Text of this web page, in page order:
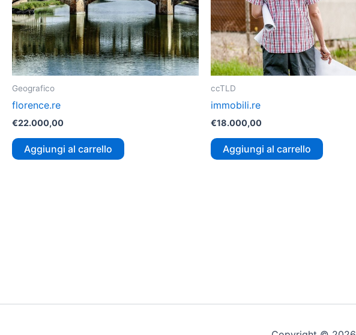
Geografico
florence.re
€22.000,00
Aggiungi al carrello
ccTLD
immobili.re
€18.000,00
Aggiungi al carrello